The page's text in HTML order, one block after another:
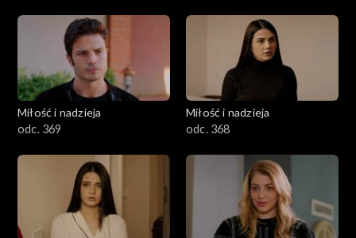
Miłość i nadzieja
odc. 369
Miłość i nadzieja
odc. 368